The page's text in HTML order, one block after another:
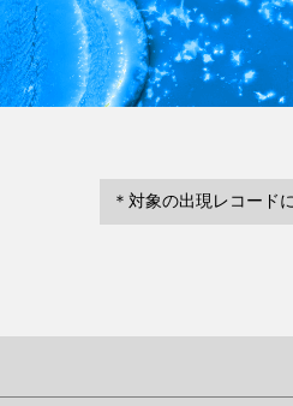
＊対象の出現レコード